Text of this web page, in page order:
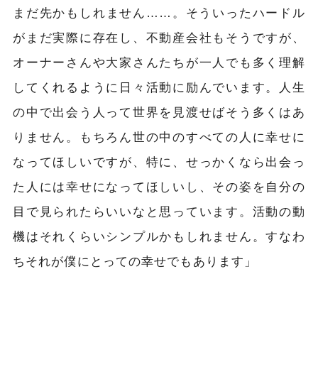
まだ先かもしれません……。そういったハードル
がまだ実際に存在し、不動産会社もそうですが、
オーナーさんや大家さんたちが一人でも多く理解
してくれるように日々活動に励んでいます。人生
の中で出会う人って世界を見渡せばそう多くはあ
りません。もちろん世の中のすべての人に幸せに
なってほしいですが、特に、せっかくなら出会っ
た人には幸せになってほしいし、その姿を自分の
目で見られたらいいなと思っています。活動の動
機はそれくらいシンプルかもしれません。すなわ
ちそれが僕にとっての幸せでもあります」